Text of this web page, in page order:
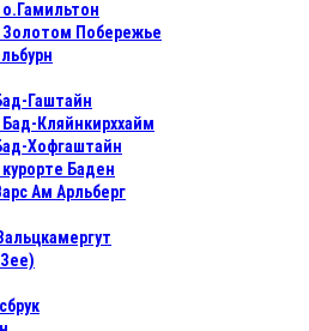
Побережье
Гаштайн
Кляйнкирххайм
Хофгаштайн
Баден
Ам Арльберг